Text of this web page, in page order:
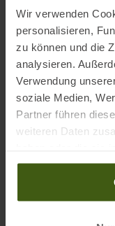
Wir verwenden
personalisieren,
zu können und die
analysieren.
Verwendung
soziale Medien,
Partner führen
weiteren Daten
gesammelt haben.
ZUMPRODUKT
Nimbo Sitzstart-